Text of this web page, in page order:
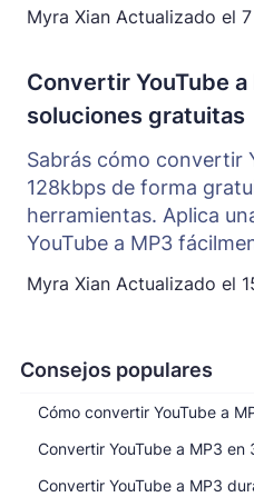
Consejos populares
Cómo convertir YouTube a
Convertir YouTube a MP3
Convertir YouTube a MP3
Myra Xian Actualizado el
Convertir YouTube
soluciones gratuitas
Sabrás cómo convertir
128kbps de forma
herramientas. Aplica
YouTube a MP3
Myra Xian Actualizado el